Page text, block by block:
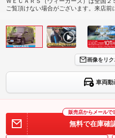
ご覧頂けない場合がございます。来店前
画像をリ
車両動
販売店からメールで
無料で在庫確